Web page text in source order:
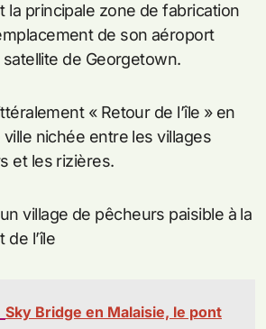
la principale zone de fabrication
de son aéroport
de Georgetown.
« Retour de l’île » en
nichée entre les villages
et les rizières.
village de pêcheurs paisible à la
l’île
Sky Bridge en Malaisie, le pont